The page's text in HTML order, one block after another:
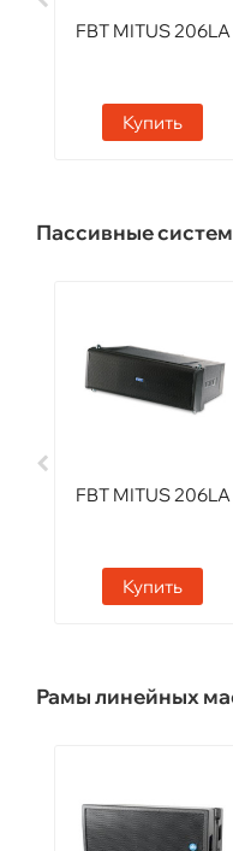
FBT MITUS 206LA
Купить
Пассивные
FBT MITUS 206LA
Купить
Рамы линейных